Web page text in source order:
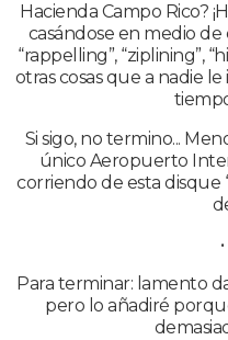
Hacienda Campo Rico?
casándose en medio
“rappelling”, “ziplining”,
otras cosas que a nadie
Si sigo, no termino...
único Aeropuerto
corriendo de esta disque
Para terminar: lamento
pero lo añadiré